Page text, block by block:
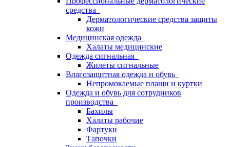
средства
Дерматологические средства защиты
кожи
Медицинская одежда
Халаты медицинские
Одежда сигнальная
Жилеты сигнальные
Влагозащитная одежда и обувь
Непромокаемые плащи и куртки
Одежда и обувь для сотрудников
производства
Бахилы
Халаты рабочие
Фартуки
Тапочки